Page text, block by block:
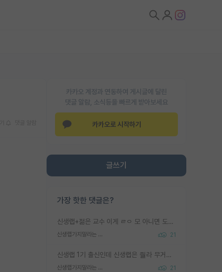
카카오 계정과 연동하여 게시글에 달린
댓글 알람, 소식등을 빠르게 받아보세요
카카오로 시작하기
글쓰기
가장 핫한 댓글은?
신생랩+젊은 교수 이게 ㄹㅇ 모 아니면 도인듯.
신생랩가지말라는 이유가 있었구나 21
신생랩 1기 출신인데 신생랩은 줠라 무거운 바벨 같은거임. 들면 대박인데 못들면 깔려 죽음. 아무도 알려주지 않는 환경에서 자생해야하지만, 일단 살아남았다면 그 어떤 사람보다 악착같고 생존력 높은 사람으로 거듭날 수 있음
신생랩가지말라는 이유가 있었구나 21